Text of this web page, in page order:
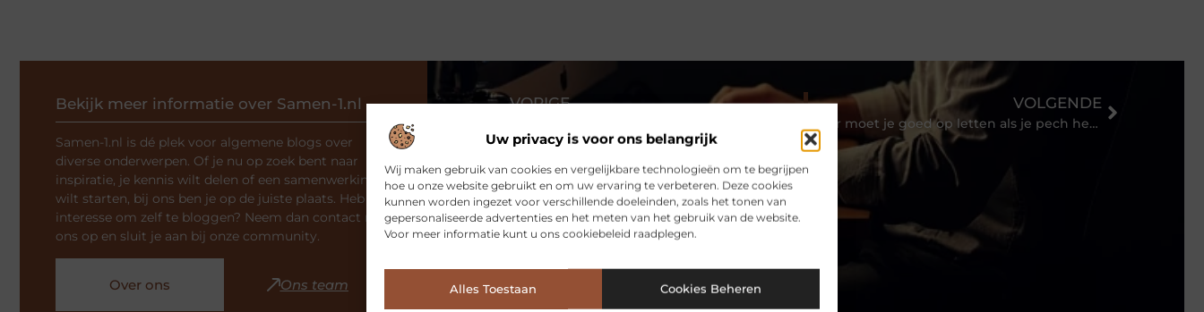
Uw privacy is voor ons belangrijk
Wij maken gebruik van cookies en vergelijkbare technologieën om te begrijpen
hoe u onze website gebruikt en om uw ervaring te verbeteren. Deze cookies
kunnen worden ingezet voor verschillende doeleinden, zoals het tonen van
gepersonaliseerde advertenties en het meten van het gebruik van de website.
Voor meer informatie kunt u ons cookiebeleid raadplegen.
Alles Toestaan Cookies Beheren
Bekijk meer informatie over Samen-1.nl
Samen-1.nl is dé plek voor algemene blogs over
diverse onderwerpen. Of je nu op zoek bent naar
inspiratie, je kennis wilt delen of een samenwerking
wilt starten, bij ons ben je op de juiste plaats. Heb je
interesse om zelf te bloggen? Neem dan contact met
ons op en sluit je aan bij onze community.
Over ons Ons team
VORIGE VOLGENDE
Waar moet je goed op letten als je pech hebt met je auto? En wat kost een autoverzekering per maand?